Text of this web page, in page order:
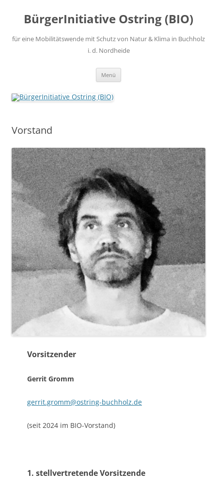
springen
BürgerInitiative Ostring (BIO)
für eine Mobilitätswende mit Schutz von Natur & Klima in Buchholz
i. d. Nordheide
Menü
Vorstand
Vorsitzender
Gerrit Gromm
gerrit.gromm@ostring-buchholz.de
(seit 2024 im BIO-Vorstand)
1. stellvertretende Vorsitzende